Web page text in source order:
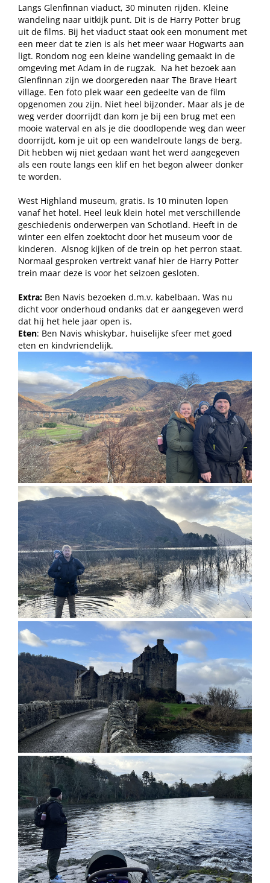
Langs Glenfinnan viaduct, 30 minuten rijden. Kleine
wandeling naar uitkijk punt. Dit is de Harry Potter brug
uit de films. Bij het viaduct staat ook een monument met
een meer dat te zien is als het meer waar Hogwarts aan
ligt. Rondom nog een kleine wandeling gemaakt in de
omgeving met Adam in de rugzak. Na het bezoek aan
Glenfinnan zijn we doorgereden naar The Brave Heart
village. Een foto plek waar een gedeelte van de film
opgenomen zou zijn. Niet heel bijzonder. Maar als je de
weg verder doorrijdt dan kom je bij een brug met een
mooie waterval en als je die doodlopende weg dan weer
doorrijdt, kom je uit op een wandelroute langs de berg.
Dit hebben wij niet gedaan want het werd aangegeven
als een route langs een klif en het begon alweer donker
te worden.
West Highland museum, gratis. Is 10 minuten lopen
vanaf het hotel. Heel leuk klein hotel met verschillende
geschiedenis onderwerpen van Schotland. Heeft in de
winter een elfen zoektocht door het museum voor de
kinderen. Alsnog kijken of de trein op het perron staat.
Normaal gesproken vertrekt vanaf hier de Harry Potter
trein maar deze is voor het seizoen gesloten.
Extra: Ben Navis bezoeken d.m.v. kabelbaan. Was nu
dicht voor onderhoud ondanks dat er aangegeven werd
dat hij het hele jaar open is.
Eten: Ben Navis whiskybar, huiselijke sfeer met goed
eten en kindvriendelijk.